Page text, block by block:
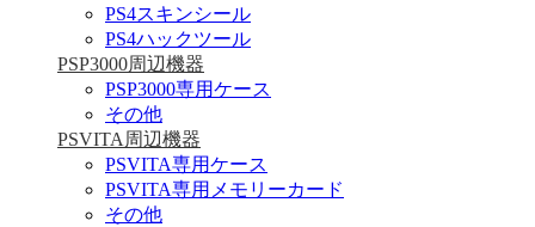
PS4スキンシール
PS4ハックツール
PSP3000周辺機器
PSP3000専用ケース
その他
PSVITA周辺機器
PSVITA専用ケース
PSVITA専用メモリーカード
その他